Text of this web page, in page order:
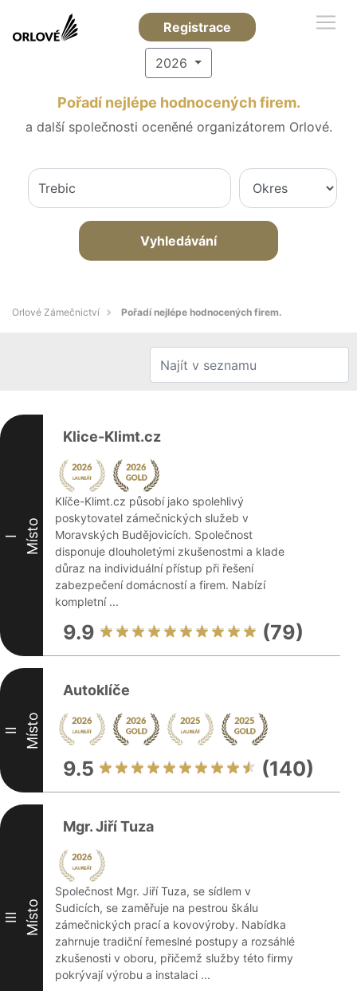
Registrace
2026
Pořadí nejlépe hodnocených firem.
a další společnosti oceněné organizátorem Orlové.
Vyhledávání
Orlové Zámečnictví Pořadí nejlépe hodnocených firem.
I Místo
Klice-Klimt.cz
Klíče-Klimt.cz působí jako spolehlivý
poskytovatel zámečnických služeb v
Moravských Budějovicích. Společnost
disponuje dlouholetými zkušenostmi a klade
důraz na individuální přístup při řešení
zabezpečení domácností a firem. Nabízí
kompletní ...
9.9 (79)
II Místo
Autoklíče
9.5 (140)
III Místo
Mgr. Jiří Tuza
Společnost Mgr. Jiří Tuza, se sídlem v
Sudicích, se zaměřuje na pestrou škálu
zámečnických prací a kovovýroby. Nabídka
zahrnuje tradiční řemeslné postupy a rozsáhlé
zkušenosti v oboru, přičemž služby této firmy
pokrývají výrobu a instalaci ...